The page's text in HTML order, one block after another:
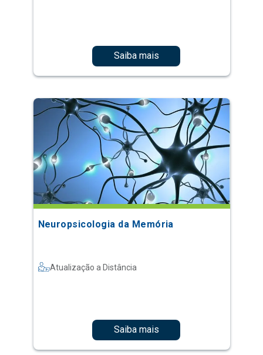
Saiba mais
Neuropsicologia da Memória
Atualização a Distância
Saiba mais